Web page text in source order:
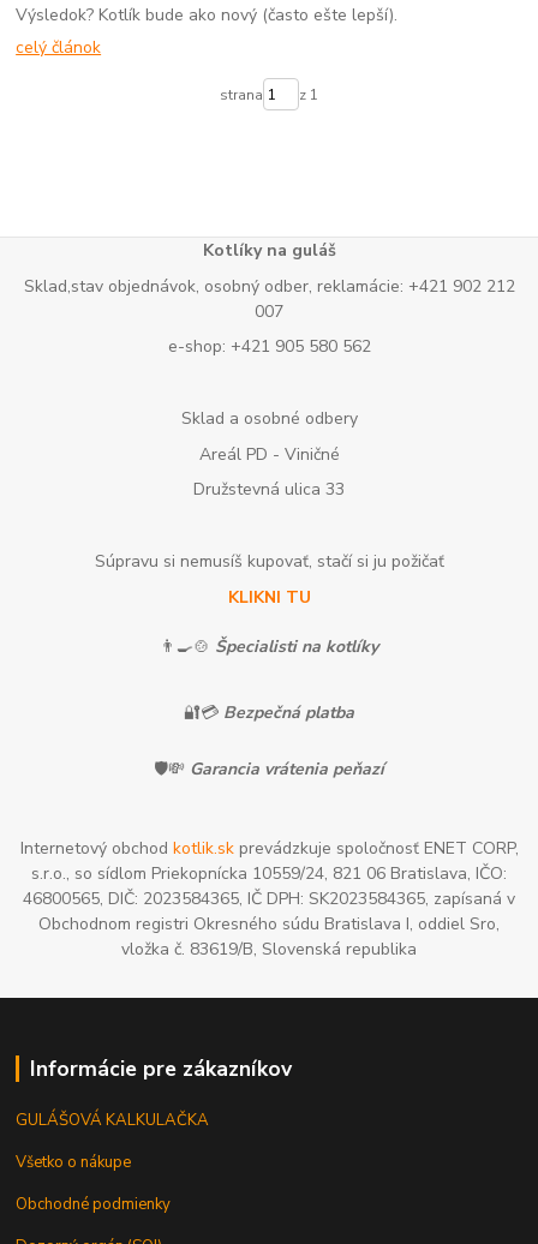
Výsledok? Kotlík bude ako nový (často ešte lepší).
celý článok
strana z 1
Kotlíky na guláš
Sklad,stav objednávok, osobný odber, reklamácie: +421 902 212
007
e-shop: +421 905 580 562
Sklad a osobné odbery
Areál PD - Viničné
Družstevná ulica 33
Súpravu si nemusíš kupovať, stačí si ju požičať
KLIKNI TU
👨‍🍳🍲 Špecialisti na kotlíky
🔐💳 Bezpečná platba
🛡️💸 Garancia vrátenia peňazí
Internetový obchod kotlik.skprevádzkuje spoločnosť ENET CORP,
s.r.o., so sídlom Priekopnícka 10559/24, 821 06 Bratislava, IČO:
46800565, DIČ: 2023584365, IČ DPH: SK2023584365, zapísaná v
Obchodnom registri Okresného súdu Bratislava I, oddiel Sro,
vložka č. 83619/B, Slovenská republika
Informácie pre zákazníkov
GULÁŠOVÁ KALKULAČKA
Všetko o nákupe
Obchodné podmienky